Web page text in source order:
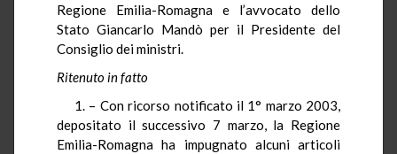
Regione Emilia-Romagna e l’avvocato dello
Stato Giancarlo Mandò per il Presidente del
Consiglio dei ministri.
Ritenuto in fatto
1. – Con ricorso notificato il 1° marzo 2003,
depositato il successivo 7 marzo, la Regione
Emilia-Romagna ha impugnato alcuni articoli